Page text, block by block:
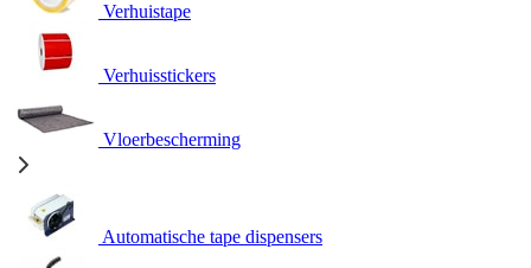
Verhuistape
Verhuisstickers
Vloerbescherming
Automatische tape dispensers